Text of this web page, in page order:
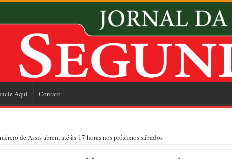
Aqui Contato
de Assis abrem até às 17 horas nos próximos sábados